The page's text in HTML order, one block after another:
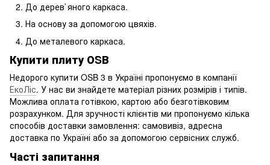
До дерев`яного каркаса.
На основу за допомогою цвяхів.
До металевого каркаса.
Купити плиту ОSВ
Недорого купити OSB 3 в Україні пропонуємо в компанії
ЕкоЛіс. У нас ви знайдете матеріал різних розмірів і типів.
Можлива оплата готівкою, картою або безготівковим
розрахунком. Для зручності клієнтів ми пропонуємо кілька
способів доставки замовлення: самовивіз, адресна
доставка по Україні або за допомогою сервісних служб.
Часті запитання